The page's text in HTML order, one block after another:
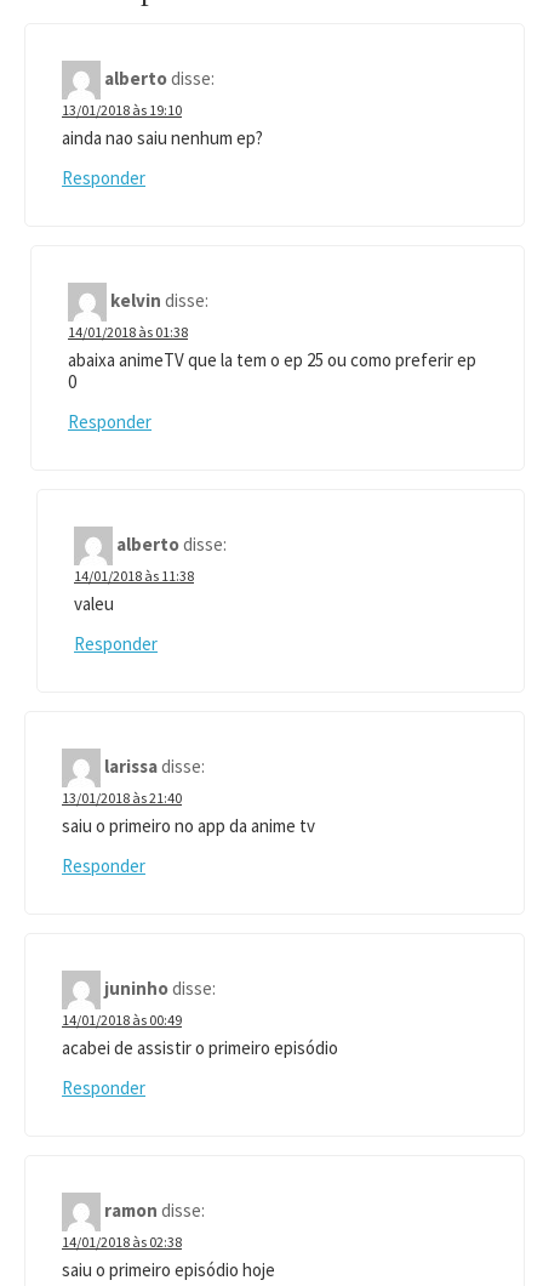
albertodisse:
13/01/2018 às 19:10
ainda nao saiu nenhum ep?
Responder
kelvin disse:
14/01/2018 às 01:38
abaixa animeTV que la tem o ep 25 ou como preferir ep
0
Responder
albertodisse:
14/01/2018 às 11:38
valeu
Responder
larissadisse:
13/01/2018 às 21:40
saiu o primeiro no app da anime tv
Responder
juninhodisse:
14/01/2018 às 00:49
acabei de assistir o primeiro episódio
Responder
ramon disse:
14/01/2018 às 02:38
saiu o primeiro episódio hoje